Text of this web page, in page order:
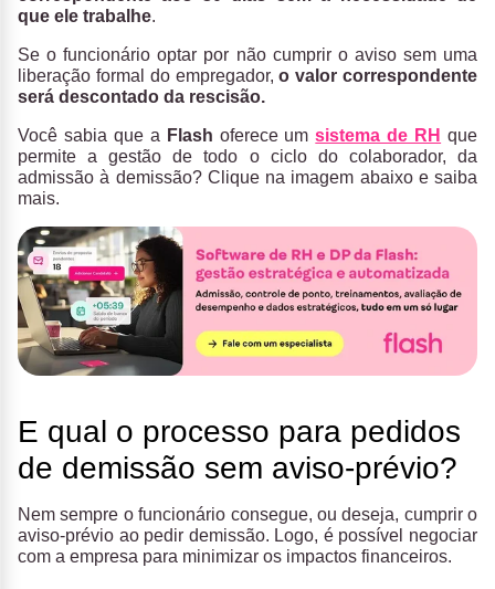
que ele trabalhe.
Se o funcionário optar por não cumprir o aviso sem uma
liberação formal do empregador, o valor correspondente
será descontado da rescisão.
Você sabia que a Flash oferece umsistema de RH que
permite a gestão de todo o ciclo do colaborador, da
admissão à demissão? Clique na imagem abaixo e saiba
mais.
E qual o processo para pedidos
de demissão sem aviso-prévio?
Nem sempre o funcionário consegue, ou deseja, cumprir o
aviso-prévio ao pedir demissão. Logo, é possível negociar
com a empresa para minimizar os impactos financeiros.